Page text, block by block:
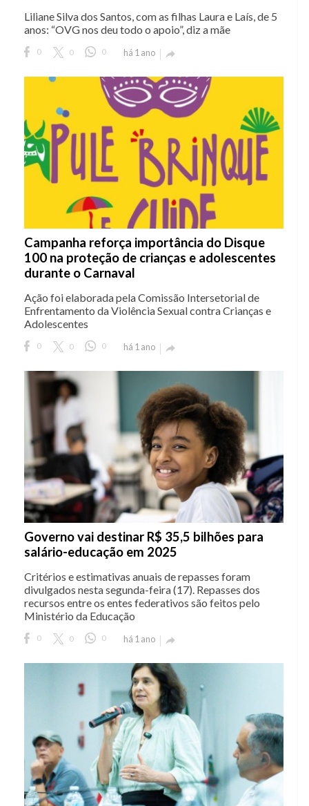
Liliane Silva dos Santos, com as filhas Laura e Laís, de 5
anos: “OVG nos deu todo o apoio”, diz a mãe
0 0 0 há 1 ano 
Campanha reforça importância do Disque
100 na proteção de crianças e adolescentes
durante o Carnaval
Ação foi elaborada pela Comissão Intersetorial de
Enfrentamento da Violência Sexual contra Crianças e
Adolescentes
0 0 0 há 1 ano 
Governo vai destinar R$ 35,5 bilhões para
salário-educação em 2025
Critérios e estimativas anuais de repasses foram
divulgados nesta segunda-feira (17). Repasses dos
recursos entre os entes federativos são feitos pelo
Ministério da Educação
0 0 0 há 1 ano 